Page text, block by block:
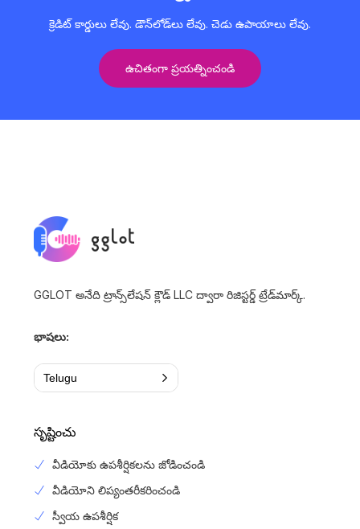
క్రెడిట్ కార్డులు లేవు. డౌన్‌లోడ్‌లు లేవు. చెడు ఉపాయాలు లేవు.
ఉచితంగా ప్రయత్నించండి
GGLOT అనేది ట్రాన్స్‌లేషన్ క్లౌడ్ LLC ద్వారా రిజిస్టర్డ్ ట్రేడ్‌మార్క్.
భాషలు:
Telugu
సృష్టించు
వీడియోకు ఉపశీర్షికలను జోడించండి
వీడియోని లిప్యంతరీకరించండి
స్వీయ ఉపశీర్షిక